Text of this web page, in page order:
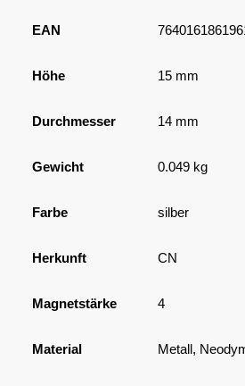
EAN
Höhe 15 mm
Durchmesser 14 mm
Gewicht 0.049 kg
Farbe silber
Herkunft CN
Magnetstärke 4
Material Metall,